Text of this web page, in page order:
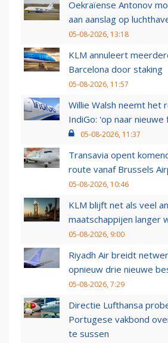
Oekraïense Antonov
aan aanslag op
05-08-2026, 13:18
KLM annuleert
Barcelona door staking
05-08-2026, 11:57
Willie Walsh neemt het
IndiGo: 'op naar
05-08-2026, 11:37
Transavia opent
route vanaf Brussels
05-08-2026, 10:46
KLM blijft net als veel
maatschappijen langer
05-08-2026, 9:00
Riyadh Air breidt
opnieuw drie nieuwe
05-08-2026, 7:29
Directie Lufthansa
Portugese vakbond
te sussen